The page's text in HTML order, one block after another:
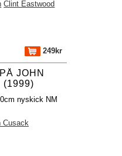
Clint Eastwood
249kr
JOHN
(1999)
nyskick NM
Cusack